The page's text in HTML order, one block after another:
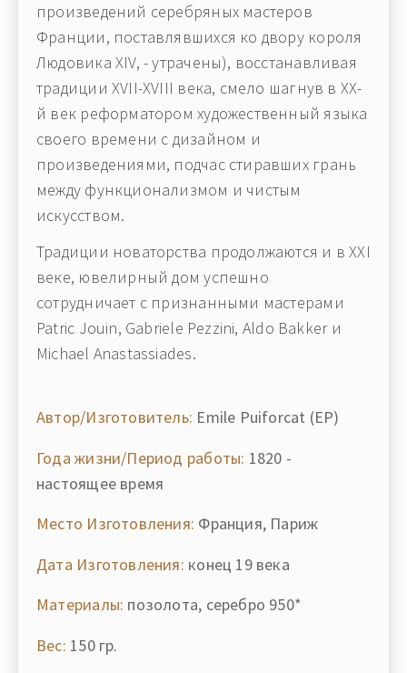
произведений серебряных мастеров
Франции, поставлявшихся ко двору короля
Людовика XIV, - утрачены), восстанавливая
традиции XVII-XVIII века, смело шагнув в XX-
й век реформатором художественный языка
своего времени с дизайном и
произведениями, подчас стиравших грань
между функционализмом и чистым
искусством.
Традиции новаторства продолжаются и в XXI
веке, ювелирный дом успешно
сотрудничает с признанными мастерами
Patric Jouin, Gabriele Pezzini, Aldo Bakker и
Michael Anastassiades.
Автор/Изготовитель: Emile Puiforcat (EP)
Года жизни/Период работы: 1820 -
настоящее время
Место Изготовления: Франция, Париж
Дата Изготовления: конец 19 века
Материалы: позолота, серебро 950*
Вес: 150 гр.